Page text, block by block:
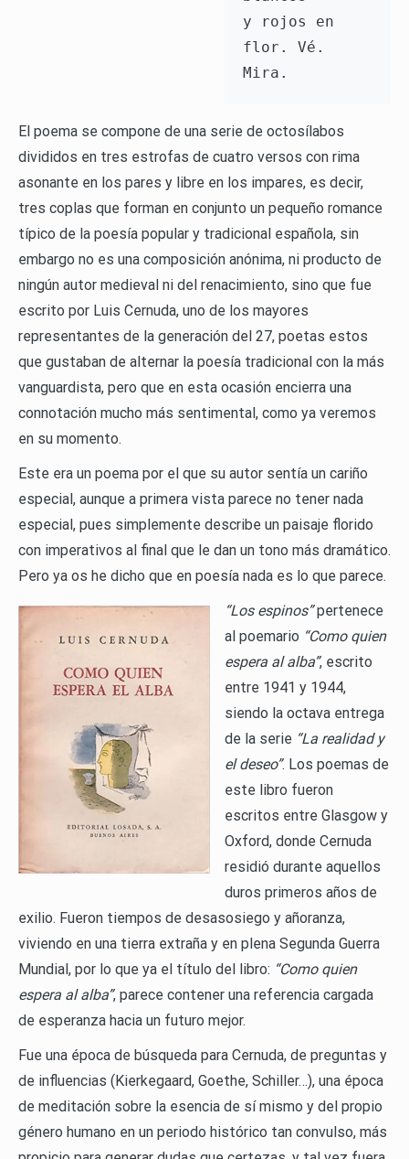
y rojos en
flor. Vé.
Mira.
El poema se compone de una serie de octosílabos
divididos en tres estrofas de cuatro versos con rima
asonante en los pares y libre en los impares, es decir,
tres coplas que forman en conjunto un pequeño romance
típico de la poesía popular y tradicional española, sin
embargo no es una composición anónima, ni producto de
ningún autor medieval ni del renacimiento, sino que fue
escrito por Luis Cernuda, uno de los mayores
representantes de la generación del 27, poetas estos
que gustaban de alternar la poesía tradicional con la más
vanguardista, pero que en esta ocasión encierra una
connotación mucho más sentimental, como ya veremos
en su momento.
Este era un poema por el que su autor sentía un cariño
especial, aunque a primera vista parece no tener nada
especial, pues simplemente describe un paisaje florido
con imperativos al final que le dan un tono más dramático.
Pero ya os he dicho que en poesía nada es lo que parece.
“Los espinos”pertenece
al poemario “Como quien
espera al alba”, escrito
entre 1941 y 1944,
siendo la octava entrega
de la serie “La realidad y
el deseo”. Los poemas de
este libro fueron
escritos entre Glasgow y
Oxford, donde Cernuda
residió durante aquellos
duros primeros años de
exilio. Fueron tiempos de desasosiego y añoranza,
viviendo en una tierra extraña y en plena Segunda Guerra
Mundial, por lo que ya el título del libro: “Como quien
espera al alba”, parece contener una referencia cargada
de esperanza hacia un futuro mejor.
Fue una época de búsqueda para Cernuda, de preguntas y
de influencias (Kierkegaard, Goethe, Schiller…), una época
de meditación sobre la esencia de sí mismo y del propio
género humano en un periodo histórico tan convulso, más